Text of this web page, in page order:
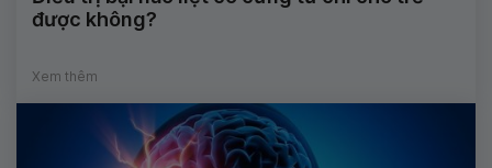
được không?
Xem thêm